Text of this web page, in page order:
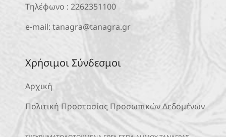
Τηλέφωνο : 2262351100
e-mail: tanagra@tanagra.gr
Χρήσιμοι Σύνδεσμοι
Αρχική
Πολιτική Προστασίας Προσωπικών Δεδομένων